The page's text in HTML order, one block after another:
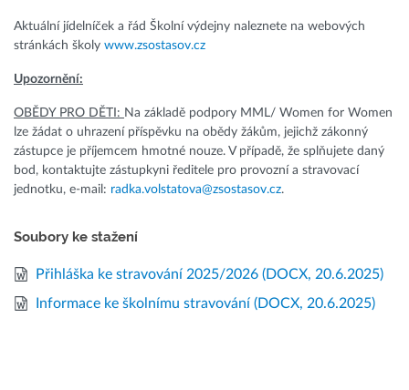
Aktuální jídelníček a řád Školní výdejny naleznete na webových
stránkách školy www.zsostasov.cz
Upozornění:
OBĚDY PRO DĚTI: Na základě podpory MML/ Women for Women
lze žádat o uhrazení příspěvku na obědy žákům, jejichž zákonný
zástupce je příjemcem hmotné nouze. V případě, že splňujete daný
bod, kontaktujte zástupkyni ředitele pro provozní a stravovací
jednotku, e-mail: radka.volstatova@zsostasov.cz.
Soubory ke stažení
Přihláška ke stravování 2025/2026 (DOCX, 20.6.2025)
Informace ke školnímu stravování (DOCX, 20.6.2025)